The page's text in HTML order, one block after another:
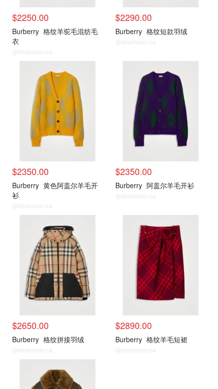
$2250.00
Burberry 格纹羊驼毛混纺毛
衣
@dealmoon.ca
$2290.00
Burberry 格纹短款羽绒
@dealmoon.ca
$2350.00
Burberry 黄色阿盖尔羊毛开
衫
@dealmoon.ca
$2350.00
Burberry 阿盖尔羊毛开衫
@dealmoon.ca
$2650.00
Burberry 格纹拼接羽绒
@dealmoon.ca
$2890.00
Burberry 格纹羊毛短裙
@dealmoon.ca